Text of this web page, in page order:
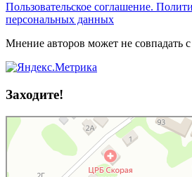
Пользовательское соглашение.
персональных данных
Мнение авторов может не совпадать
Заходите!